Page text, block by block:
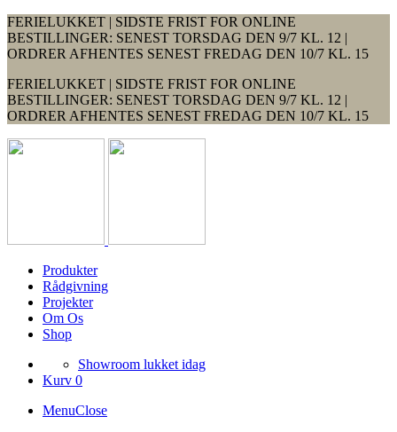
FERIELUKKET | SIDSTE FRIST FOR ONLINE
BESTILLINGER: SENEST TORSDAG DEN 9/7 KL. 12 |
ORDRER AFHENTES SENEST FREDAG DEN 10/7 KL. 15
FERIELUKKET | SIDSTE FRIST FOR ONLINE
BESTILLINGER: SENEST TORSDAG DEN 9/7 KL. 12 |
ORDRER AFHENTES SENEST FREDAG DEN 10/7 KL. 15
Produkter
Rådgivning
Projekter
Om Os
Shop
Showroom lukket idag
Kurv 0
MenuClose